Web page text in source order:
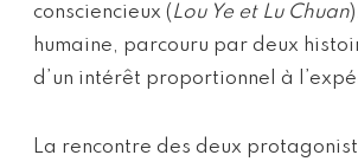
consciencieux (Lou Ye et Lu Chuan
humaine, parcouru par deux
d’un intérêt proportionnel à
La rencontre des deux